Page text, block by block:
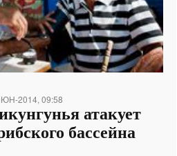
2014, 09:58
атакует
бассейна